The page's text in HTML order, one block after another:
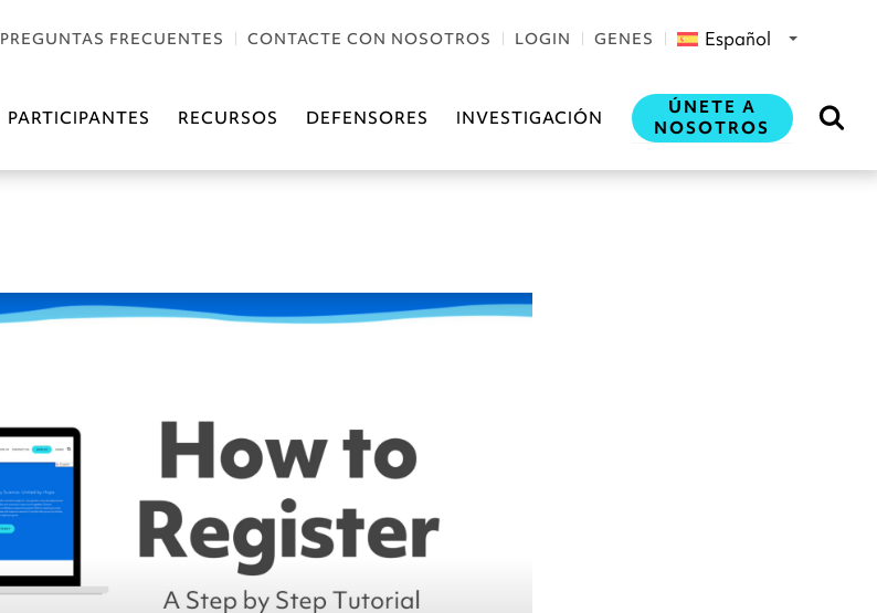
PREGUNTAS FRECUENTES CONTACTE CON NOSOTROS LOGIN GENES Español
PARTICIPANTES RECURSOS DEFENSORES INVESTIGACIÓN
ÚNETE A
NOSOTROS